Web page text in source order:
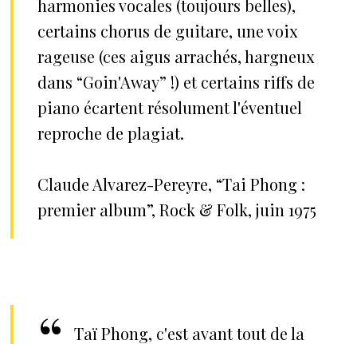
harmonies vocales (toujours belles),
certains chorus de guitare, une voix
rageuse (ces aigus arrachés, hargneux
dans “Goin'Away” !) et certains riffs de
piano écartent résolument l'éventuel
reproche de plagiat.
Claude Alvarez-Pereyre, “Tai Phong :
premier album”, Rock & Folk, juin 1975
Taï Phong, c'est avant tout de la